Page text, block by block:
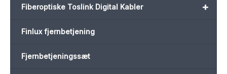
+
Fiberoptiske Toslink Digital Kabler
Finlux fjernbetjening
Fjernbetjeningssæt